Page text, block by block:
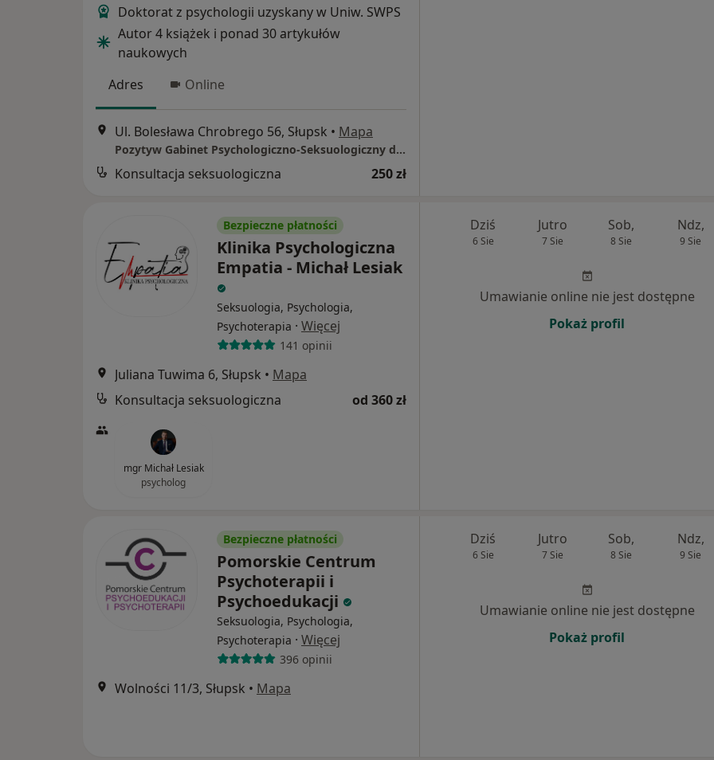
Doktorat z psychologii uzyskany w Uniw. SWPS
Autor 4 książek i ponad 30 artykułów
naukowych
Adres
Online
Ul. Bolesława Chrobrego 56, Słupsk • Mapa
Pozytyw Gabinet Psychologiczno-Seksuologiczny dr Piotr Modzelewski
Konsultacja seksuologiczna 250 zł
Bezpieczne płatności
Klinika Psychologiczna
Empatia - Michał Lesiak
Seksuologia, Psychologia,
Psychoterapia · Więcej
141 opinii
Juliana Tuwima 6, Słupsk • Mapa
Konsultacja seksuologiczna
od 360 zł
mgr Michał Lesiak
psycholog
Dziś
6 Sie
Jutro
7 Sie
Sob,
8 Sie
Ndz,
9 Sie
Umawianie online nie jest dostępne
Pokaż profil
Bezpieczne płatności
Pomorskie Centrum
Psychoterapii i
Psychoedukacji
Seksuologia, Psychologia,
Psychoterapia · Więcej
396 opinii
Wolności 11/3, Słupsk • Mapa
Dziś
6 Sie
Jutro
7 Sie
Sob,
8 Sie
Ndz,
9 Sie
Umawianie online nie jest dostępne
Pokaż profil